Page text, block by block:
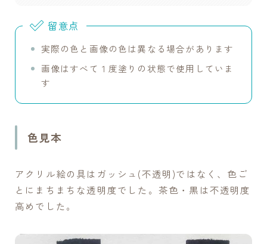
留意点
実際の色と画像の色は異なる場合があります
画像はすべて１度塗りの状態で使用していま
す
色見本
アクリル絵の具はガッシュ(不透明)ではなく、色ご
とにまちまちな透明度でした。茶色・黒は不透明度
高めでした。